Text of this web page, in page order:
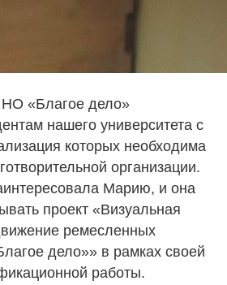
НО «Благое дело»
нашего университета с
которых необходима
организации.
Марию, и она
проект «Визуальная
ремесленных
дело»» в рамках своей
работы.